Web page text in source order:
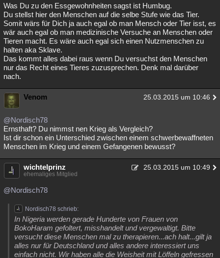
Was Du zu den Essgewohnheiten sagst ist Humbug.
Du stellst hier den Menschen auf die selbe Stufe wie das Tier.
Somit wärs für Dich ja auch egal ob man Mensch oder Tier isst, es
wär auch egal ob man medizinische Versuche an Menschen oder
Tieren macht. Es wäre auch egal sich einen Nutzmenschen zu
halten aka Sklave.
Das kommt alles dabei raus wenn Du versuchst den Menschen
nur das Recht eines Tieres zuzusprechen. Denk mal darüber
nach.
Venom 25.03.2015 um 10:46
@Nordisch78
Ernsthaft? Du nimmst nen Krieg als Vergleich?
Ist dir schon ein Unterschied zwischen einem schwerbewaffneten
Menschen im Krieg und einem Gefangenen bewusst?
wichtelprinz 25.03.2015 um 10:49
ehemaliges Mitglied
@Nordisch78
Nordisch78 schrieb:
In Nigeria werden gerade Hunderte von Frauen von
BokoHaram gefoltert, misshandelt und vergewaltigt. Bitte
versucht diese Menschen mal zu therapieren...ach halt...gilt ja
alles nur für Deutschland und alles andere interessiert uns
einfach nicht. Wir haben alle die Weisheit mit Löffeln gefressen